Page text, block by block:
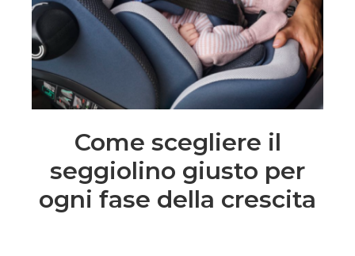
Come scegliere il
seggiolino giusto per
ogni fase della crescita